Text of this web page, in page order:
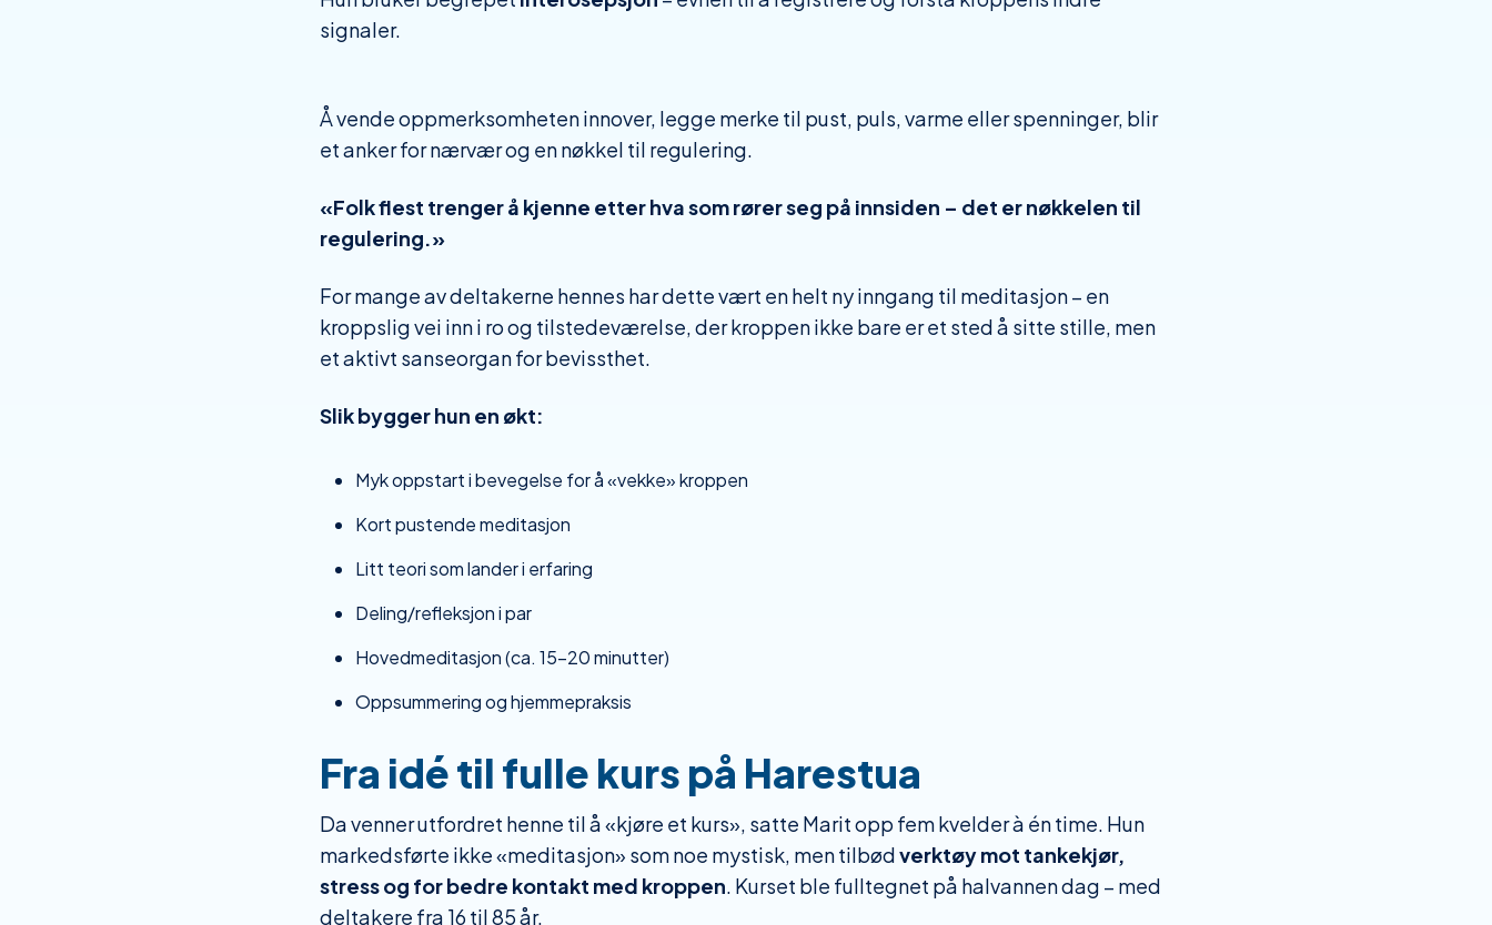
signaler.
Å vende oppmerksomheten innover, legge merke til pust, puls, varme eller spenninger, blir
et anker for nærvær og en nøkkel til regulering.
«Folk flest trenger å kjenne etter hva som rører seg på innsiden – det er nøkkelen til
regulering.»
For mange av deltakerne hennes har dette vært en helt ny inngang til meditasjon – en
kroppslig vei inn i ro og tilstedeværelse, der kroppen ikke bare er et sted å sitte stille , men
et aktivt sanseorgan for bevissthet.
Slik bygger hun en økt:
Myk oppstart i bevegelse for å «vekke» kroppen
Kort pustende meditasjon
Litt teori som lander i erfaring
Deling/refleksjon i par
Hovedmeditasjon (ca. 15–20 minutter)
Oppsummering og hjemmepraksis
Fra idé til fulle kurs på Harestua
Da venner utfordret henne til å «kjøre et kurs», satte Marit opp fem kvelder à én time. Hun
markedsførte ikke «meditasjon» som noe mystisk, men tilbødverktøy mot tankekjør,
stress og for bedre kontakt med kroppen . Kurset ble fulltegnet på halvannen dag – med
deltakere fra 16 til 85 år.